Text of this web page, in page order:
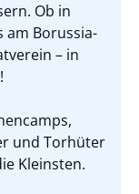
Ob in
am Borussia-
– in
und Torhüter
Kleinsten.